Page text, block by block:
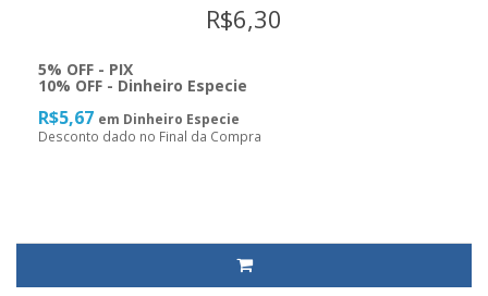
R$6,30
5% OFF - PIX
10% OFF - Dinheiro Especie
R$5,67 em Dinheiro Especie
Desconto dado no Final da Compra